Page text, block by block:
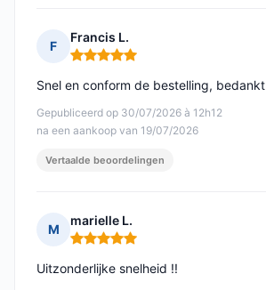
F
Francis L.
Opmerking: 5 van 5
Gepubliceerd op 30/07/2026 à 12h12
na een aankoop van 19/07/2026
Snel en conform de bestelling, bedankt
Vertaalde beoordelingen
M
marielle L.
Opmerking: 5 van 5
Uitzonderlijke snelheid !!